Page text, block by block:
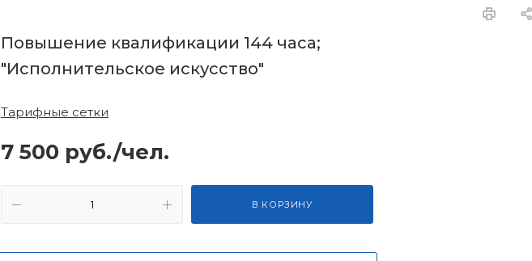
Повышение квалификации 144 часа;
"Исполнительское искусство"
Тарифные сетки
7 500 руб./чел.
В КОРЗИНУ